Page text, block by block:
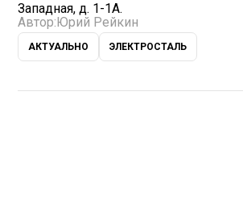
Западная, д. 1-1А.
Автор: Юрий Рейкин
АКТУАЛЬНО ЭЛЕКТРОСТАЛЬ